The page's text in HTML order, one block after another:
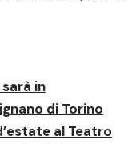
in
di Torino
al Teatro